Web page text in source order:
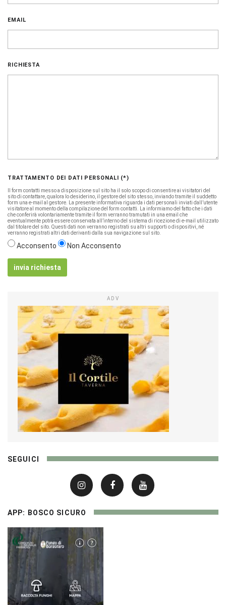
EMAIL
RICHIESTA
TRATTAMENTO DEI DATI PERSONALI (*)
Il form contatti messo a disposizione sul sito ha il solo scopo di consentire ai visitatori del
sito di contattare, qualora lo desiderino, il gestore del sito stesso, inviando tramite il suddetto
form una e-mail al gestore. La presente informativa riguarda i dati personali inviati dall’utente
visitatore al momento della compilazione del form contatti. La informiamo del fatto che i dati
che conferirà volontariamente tramite il form verranno tramutati in una email che
eventualmente potrà essere conservata all’interno del sistema di ricezione di e-mail utilizzato
dal titolare del sito. Questi dati non verranno registrati su altri supporti o dispositivi, né
verranno registrati altri dati derivanti dalla sua navigazione sul sito.
Acconsento Non Acconsento
invia richiesta
ADV
SEGUICI
APP: BOSCO SICURO